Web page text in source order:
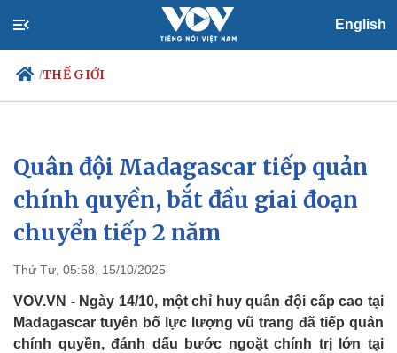
English
/THẾ GIỚI
Chính trị
Đảng
Tổ chức nhân sự
Quốc hội
Nhận diện sự thật
Xã hội
Tin 24h
Dự báo thời tiết
Giáo dục
Quân đội Madagascar tiếp quản
chính quyền, bắt đầu giai đoạn
chuyển tiếp 2 năm
Thứ Tư, 05:58, 15/10/2025
VOV.VN - Ngày 14/10, một chỉ huy quân đội cấp cao tại
Madagascar tuyên bố lực lượng vũ trang đã tiếp quản
chính quyền, đánh dấu bước ngoặt chính trị lớn tại